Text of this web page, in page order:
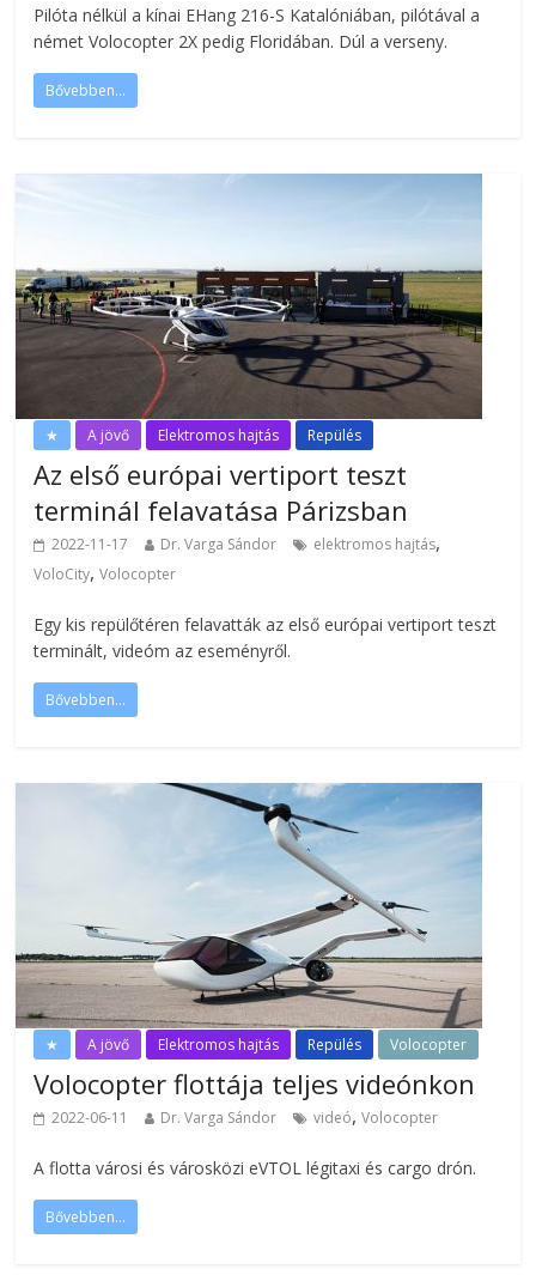
Pilóta nélkül a kínai EHang 216-S Katalóniában, pilótával a
német Volocopter 2X pedig Floridában. Dúl a verseny.
Bővebben...
★ A jövő Elektromos hajtás Repülés
Az első európai vertiport teszt
terminál felavatása Párizsban
2022-11-17 Dr. Varga Sándor elektromos hajtás,
VoloCity,Volocopter
Egy kis repülőtéren felavatták az első európai vertiport teszt
terminált, videóm az eseményről.
Bővebben...
★ A jövő Elektromos hajtás Repülés Volocopter
Volocopter flottája teljes videónkon
2022-06-11 Dr. Varga Sándor videó,Volocopter
A flotta városi és városközi eVTOL légitaxi és cargo drón.
Bővebben...